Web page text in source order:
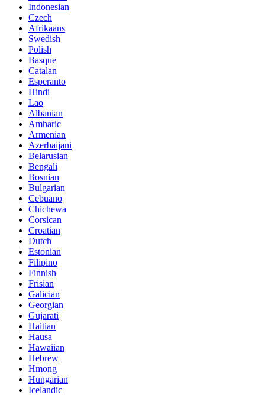
Indonesian
Czech
Afrikaans
Swedish
Polish
Basque
Catalan
Esperanto
Hindi
Lao
Albanian
Amharic
Armenian
Azerbaijani
Belarusian
Bengali
Bosnian
Bulgarian
Cebuano
Chichewa
Corsican
Croatian
Dutch
Estonian
Filipino
Finnish
Frisian
Galician
Georgian
Gujarati
Haitian
Hausa
Hawaiian
Hebrew
Hmong
Hungarian
Icelandic